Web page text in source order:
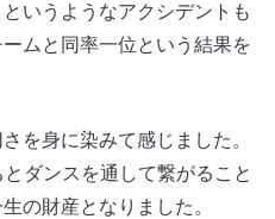
いうようなアクシデントも
ムと同率一位という結果を
を身に染みて感じました。
ダンスを通して繋がること
の財産となりました。